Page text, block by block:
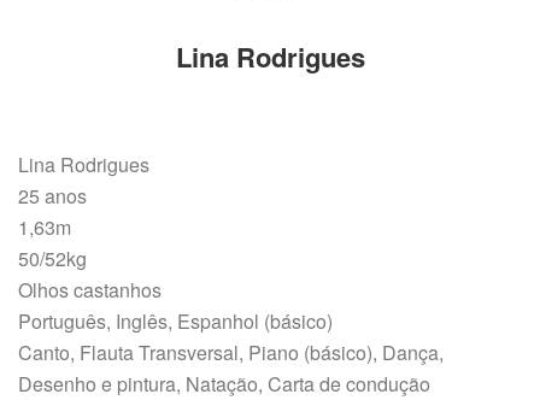
Lina Rodrigues
Lina Rodrigues
25 anos
1,63m
50/52kg
Olhos castanhos
Português, Inglês, Espanhol (básico)
Canto, Flauta Transversal, Piano (básico), Dança,
Desenho e pintura, Natação, Carta de condução